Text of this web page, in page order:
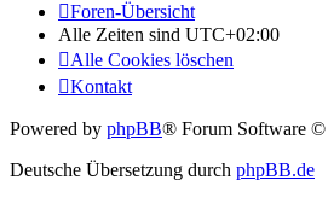
Foren-Übersicht
Alle Zeiten sind UTC+02:00
Alle Cookies löschen
Kontakt
Powered by phpBB® Forum Software
Deutsche Übersetzung durch phpBB.de